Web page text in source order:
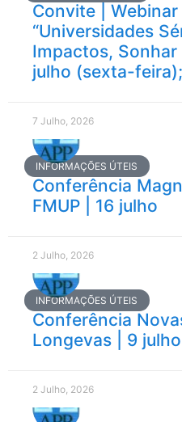
Convite |
“Universidades
Impactos, Sonhar
julho (sexta-
7 Julho, 2026
INFORMAÇÕES ÚTEIS
Conferência
FMUP | 16 julho
2 Julho, 2026
INFORMAÇÕES ÚTEIS
Conferência
Longevas | 9 julho
2 Julho, 2026